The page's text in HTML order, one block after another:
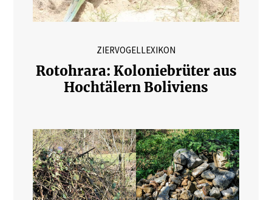
ZIERVOGELLEXIKON
Rotohrara: Koloniebrüter aus
Hochtälern Boliviens